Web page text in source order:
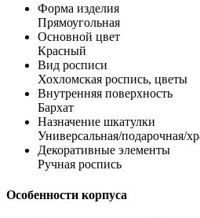
Форма изделия
Прямоугольная
Основной цвет
Красный
Вид росписи
Хохломская роспись, цветы
Внутренняя поверхность
Бархат
Назначение шкатулки
Универсальная/подарочная/
Декоративные элементы
Ручная роспись
Особенности корпуса